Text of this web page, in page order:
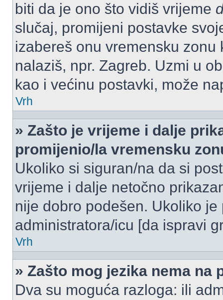
biti da je ono što vidiš vrijeme
slučaj, promijeni postavke
izabereš onu vremensku
nalaziš, npr. Zagreb. Uzmi u
kao i većinu postavki, može
Vrh
» Zašto je vrijeme i dalje
promijenio/la vremensku
Ukoliko si siguran/na da si
vrijeme i dalje netočno
nije dobro podešen. Ukoliko
administratora/icu [da ispravi
Vrh
» Zašto mog jezika nema na
Dva su moguća razloga: ili